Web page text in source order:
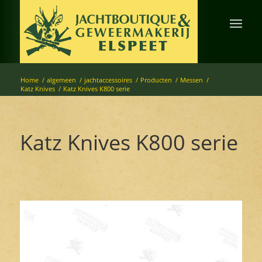
Home / algemeen / jachtaccessoires / Producten / Messen /
Katz Knives / Katz Knives K800 serie
Katz Knives K800 serie